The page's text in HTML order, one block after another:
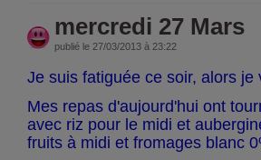
mercredi 27 Mars
publié le 27/03/2013 à 23:22
Je suis fatiguée ce soir, alors je
Mes repas d'aujourd'hui ont
avec riz pour le midi et
fruits à midi et fromages blanc